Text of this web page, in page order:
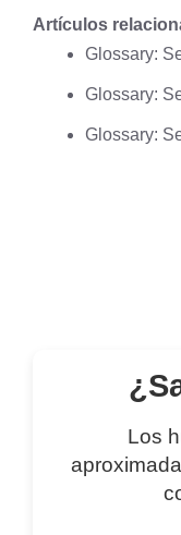
Artículos
Glossary:
Glossary:
Glossary:
Los